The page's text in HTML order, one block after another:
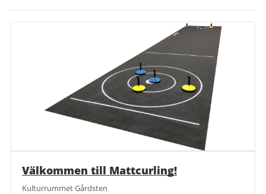
Välkommen till Mattcurling!
Kulturrummet Gårdsten